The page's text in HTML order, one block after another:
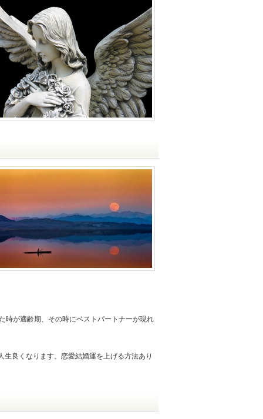
時が適齢期、その時にベストパートナーが現れ
良くなります。恋愛結婚運を上げる方法あり